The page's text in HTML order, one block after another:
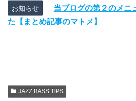
お知らせ
当ブログの第２のメニ
た【まとめ記事のマトメ】
JAZZ BASS TIPS